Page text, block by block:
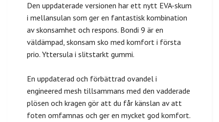
Den uppdaterade versionen har ett nytt EVA-skum
i mellansulan som ger en fantastisk kombination
av skonsamhet och respons. Bondi 9 är en
väldämpad, skonsam sko med komfort i första
prio. Yttersula i slitstarkt gummi.
En uppdaterad och förbättrad ovandel i
engineered mesh tillsammans med den vadderade
plösen och kragen gör att du får känslan av att
foten omfamnas och ger en mycket god komfort.